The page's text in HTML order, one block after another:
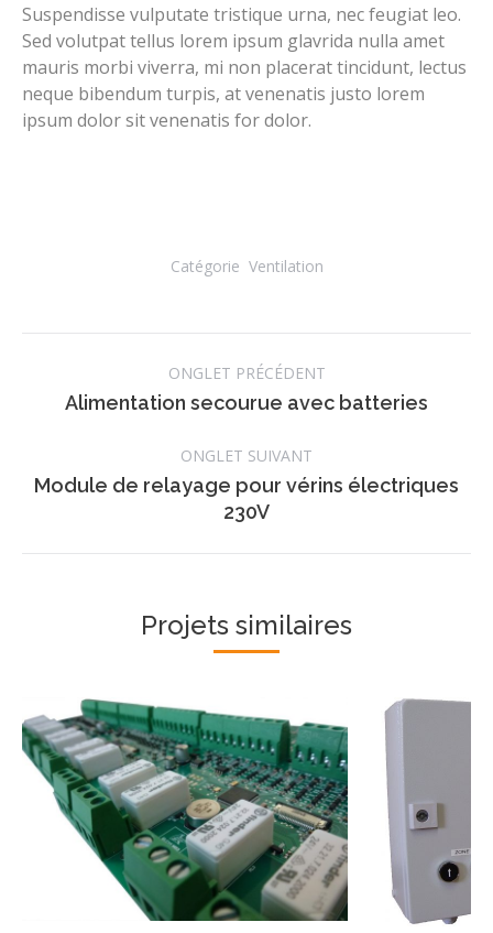
Suspendisse vulputate tristique urna, nec feugiat leo.
Sed volutpat tellus lorem ipsum glavrida nulla amet
mauris morbi viverra, mi non placerat tincidunt, lectus
neque bibendum turpis, at venenatis justo lorem
ipsum dolor sit venenatis for dolor.
Catégorie Ventilation
de
commentaire
ONGLET PRÉCÉDENT
Onglet
Alimentation secourue avec batteries
ONGLET SUIVANT
Projets
similaires
Module de relayage pour vérins électriques
230V
Projets similaires